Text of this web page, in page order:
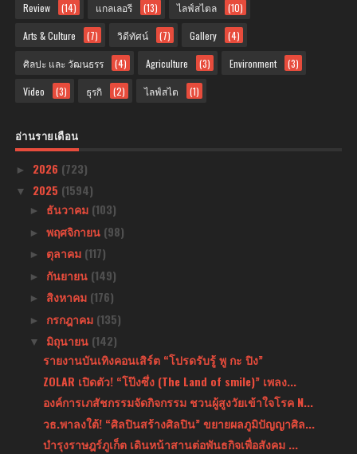
Review (14) แกลเลอรี (13) ไลฟ์สไตล (10)
Arts & Culture (7) วิดีทัศน์ (7) Gallery (4)
ศิลปะ และ วัฒนธรร (4) Agriculture (3) Environment (3)
Video (3) ธุรกิ (2) ไลฟ์สไต (1)
อ่านรายเดือน
► 2026 (723)
▼ 2025 (1594)
► ธันวาคม (103)
► พฤศจิกายน (98)
► ตุลาคม (117)
► กันยายน (149)
► สิงหาคม (176)
► กรกฎาคม (135)
▼ มิถุนายน (142)
รายงานบันเทิงคอนเสิร์ต “โปรดรับรู้ พู กะ ปิง”
ZOLAR เปิดตัว! “โป๊งซึ่ง (The Land of smile)” เพลง...
องค์การเภสัชกรรมจัดกิจกรรม ชวนผู้สูงวัยเข้าใจโรค N...
วธ.พาลงใต้! “ศิลปินสร้างศิลปิน” ขยายผลภูมิปัญญาศิล...
บำรุงราษฎร์ภูเก็ต เดินหน้าสานต่อพันธกิจเพื่อสังคม ...